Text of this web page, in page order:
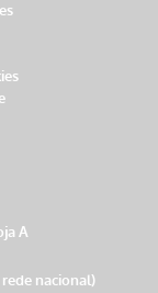
A
nacional)